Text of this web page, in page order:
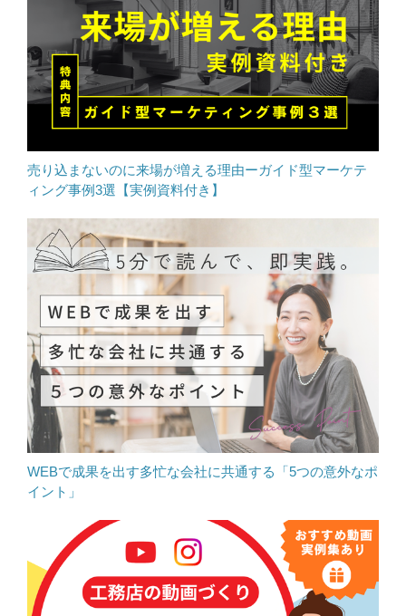
売り込まないのに来場が増える理由ーガイド型マーケテ
ィング事例3選【実例資料付き】
WEBで成果を出す多忙な会社に共通する「5つの意外なポ
イント」